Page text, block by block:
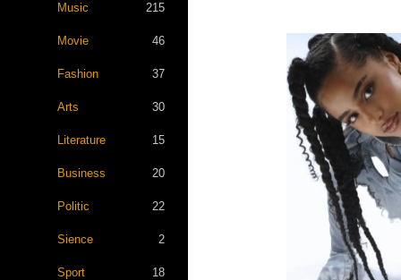
Music 215
Movie 46
Fashion 37
Arts 30
Literature 15
Business 20
Politic 22
Sience 2
Sport 18